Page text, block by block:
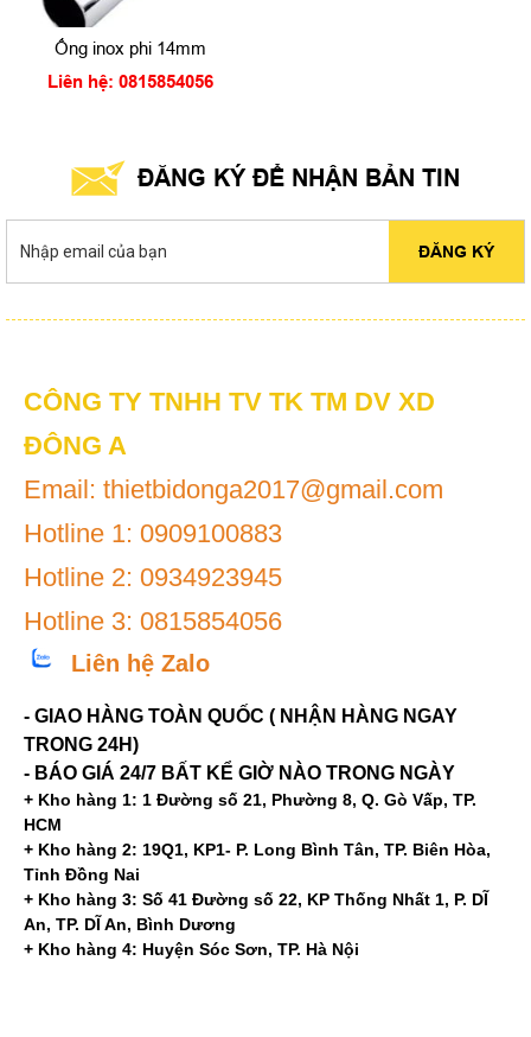
Ống inox phi 14mm
Liên hệ: 0815854056
ĐĂNG KÝ ĐỂ NHẬN BẢN TIN
ĐĂNG KÝ
CÔNG TY TNHH TV TK TM DV XD
ĐÔNG A
Email: thietbidonga2017@gmail.com
Hotline 1: 0909100883
Hotline 2: 0934923945
Hotline 3: 0815854056
Liên hệ Zalo
- GIAO HÀNG TOÀN QUỐC ( NHẬN HÀNG NGAY
TRONG 24H)
- BÁO GIÁ 24/7 BẤT KỂ GIỜ NÀO TRONG NGÀY
+ Kho hàng 1: 1 Đường số 21, Phường 8, Q. Gò Vấp, TP.
HCM
+ Kho hàng 2: 19Q1, KP1- P. Long Bình Tân, TP. Biên Hòa,
Tỉnh Đồng Nai
+ Kho hàng 3: Số 41 Đường số 22, KP Thống Nhất 1, P. DĨ
An, TP. DĨ An, Bình Dương
+ Kho hàng 4: Huyện Sóc Sơn, TP. Hà Nội